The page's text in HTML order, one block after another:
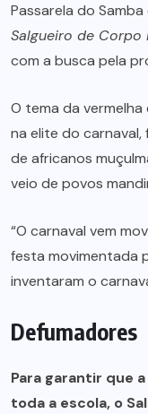
Passarela do
Salgueiro de Corpo
com a busca pela
O tema da
na elite do carnaval,
de africanos
veio de povos
“O carnaval vem
festa movimentada
inventaram o
Defumadores
Para garantir que
toda a escola, o